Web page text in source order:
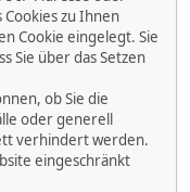
zu Ihnen
Cookie eingelegt. Sie
Sie über das Setzen
ob Sie die
oder generell
verhindert werden.
eingeschränkt